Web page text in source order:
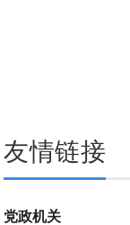
友情链接
党政机关